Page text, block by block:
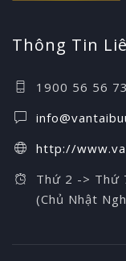
Thông Tin
1900 56 56 73
http://
Thứ 2 -> Thứ
(Chủ Nhật